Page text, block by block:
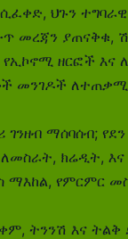
ህጉን
ያጠናቅቁ,
ዘርፎች እና
ማሰባሰብ;
ክሬዲት, እና
የምርምር
ትንንሽ እና